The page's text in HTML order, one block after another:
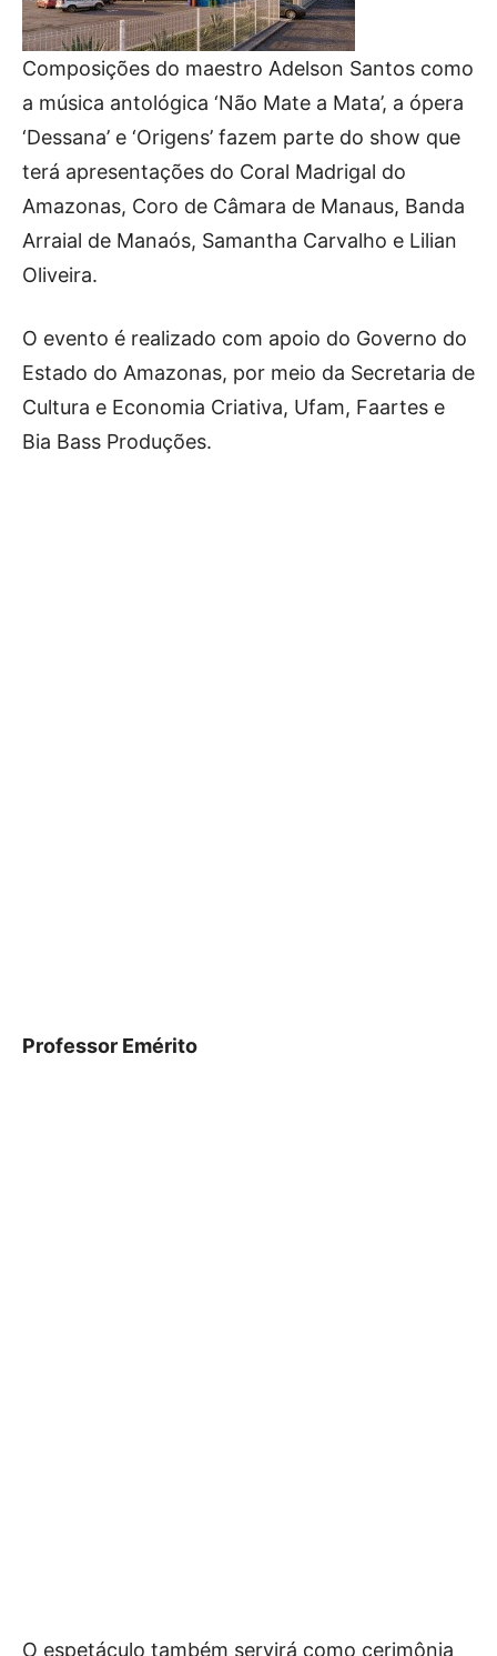
Composições do maestro Adelson Santos como
a música antológica ‘Não Mate a Mata’, a ópera
‘Dessana’ e ‘Origens’ fazem parte do show que
terá apresentações do Coral Madrigal do
Amazonas, Coro de Câmara de Manaus, Banda
Arraial de Manaós, Samantha Carvalho e Lilian
Oliveira.
O evento é realizado com apoio do Governo do
Estado do Amazonas, por meio da Secretaria de
Cultura e Economia Criativa, Ufam, Faartes e
Bia Bass Produções.
Professor Emérito
O espetáculo também servirá como cerimônia